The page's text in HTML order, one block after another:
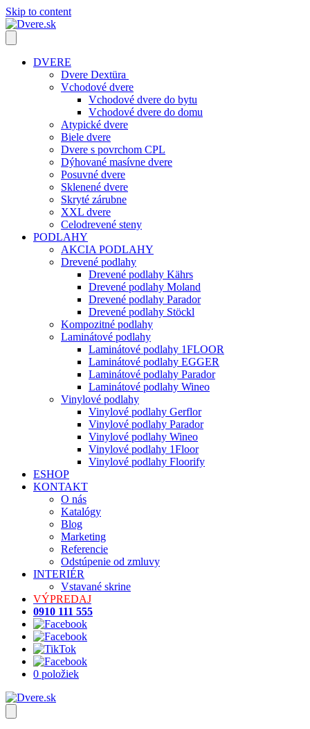
Skip to content
DVERE
Dvere Dextüra
Vchodové dvere
Vchodové dvere do bytu
Vchodové dvere do domu
Atypické dvere
Biele dvere
Dvere s povrchom CPL
Dýhované masívne dvere
Posuvné dvere
Sklenené dvere
Skryté zárubne
XXL dvere
Celodrevené steny
PODLAHY
AKCIA PODLAHY
Drevené podlahy
Drevené podlahy Kährs
Drevené podlahy Moland
Drevené podlahy Parador
Drevené podlahy Stöckl
Kompozitné podlahy
Laminátové podlahy
Laminátové podlahy 1FLOOR
Laminátové podlahy EGGER
Laminátové podlahy Parador
Laminátové podlahy Wineo
Vinylové podlahy
Vinylové podlahy Gerflor
Vinylové podlahy Parador
Vinylové podlahy Wineo
Vinylové podlahy 1Floor
Vinylové podlahy Floorify
ESHOP
KONTAKT
O nás
Katalógy
Blog
Marketing
Referencie
Odstúpenie od zmluvy
INTERIÉR
Vstavané skrine
VÝPREDAJ
0910 111 555
0 položiek